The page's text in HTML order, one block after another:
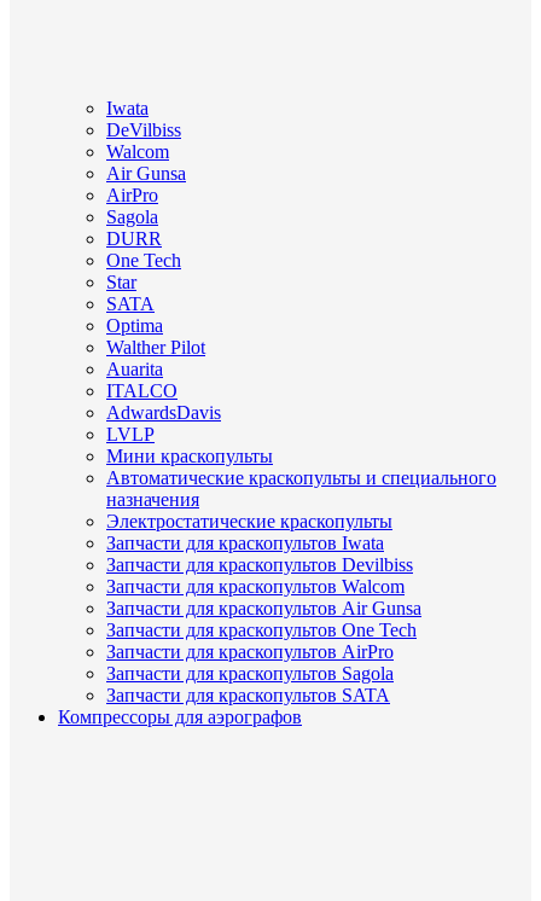
Iwata
DeVilbiss
Walcom
Air Gunsa
AirPro
Sagola
DURR
One Tech
Star
SATA
Optima
Walther Pilot
Auarita
ITALCO
AdwardsDavis
LVLP
Мини краскопульты
Автоматические краскопульты и специального
назначения
Электростатические краскопульты
Запчасти для краскопультов Iwata
Запчасти для краскопультов Devilbiss
Запчасти для краскопультов Walcom
Запчасти для краскопультов Air Gunsa
Запчасти для краскопультов One Tech
Запчасти для краскопультов AirPro
Запчасти для краскопультов Sagola
Запчасти для краскопультов SATA
Компрессоры для аэрографов